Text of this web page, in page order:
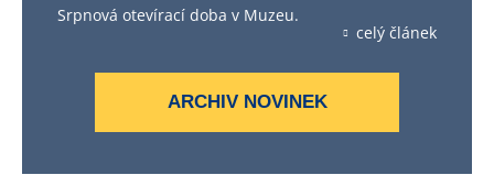
Srpnová otevírací doba v Muzeu.
celý článek
ARCHIV NOVINEK